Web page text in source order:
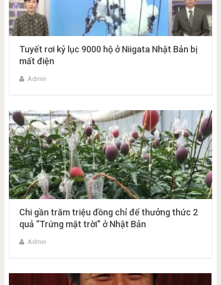
Tuyết rơi kỷ lục 9000 hộ ở Niigata Nhật Bản bị
mất điện
Admin
Chi gần trăm triệu đồng chỉ để thưởng thức 2
quả “Trứng mặt trời” ở Nhật Bản
Admin